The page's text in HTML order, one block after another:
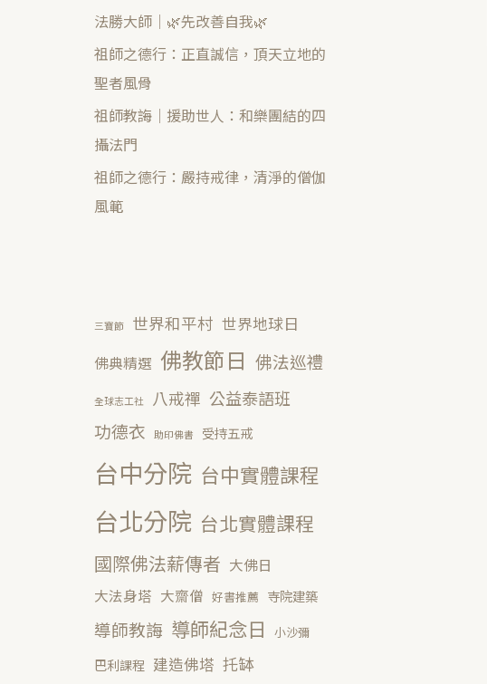
法勝大師｜🌿先改善自我🌿
祖師之德行：正直誠信，頂天立地的
聖者風骨
祖師教誨｜援助世人：和樂團結的四
攝法門
祖師之德行：嚴持戒律，清淨的僧伽
風範
三寶節 世界和平村 世界地球日
佛典精選 佛教節日 佛法巡禮
全球志工社 八戒禪 公益泰語班
功德衣 助印佛書 受持五戒
台中分院 台中實體課程
台北分院 台北實體課程
國際佛法薪傳者 大佛日
大法身塔 大齋僧 好書推薦 寺院建築
導師教誨 導師紀念日 小沙彌
巴利課程 建造佛塔 托缽